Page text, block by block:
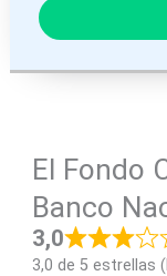
El Fondo
Banco
3,0
3,0 de 5 estrellas